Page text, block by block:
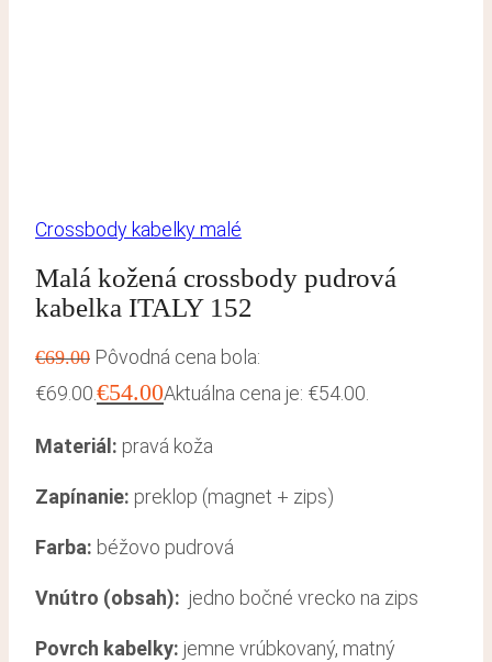
Crossbody kabelky malé
Malá kožená crossbody pudrová
kabelka ITALY 152
€69.00 Pôvodná cena bola:
€69.00.€54.00Aktuálna cena je: €54.00.
Materiál: pravá koža
Zapínanie: preklop (magnet + zips)
Farba: béžovo pudrová
Vnútro (obsah): jedno bočné vrecko na zips
Povrch kabelky: jemne vrúbkovaný, matný